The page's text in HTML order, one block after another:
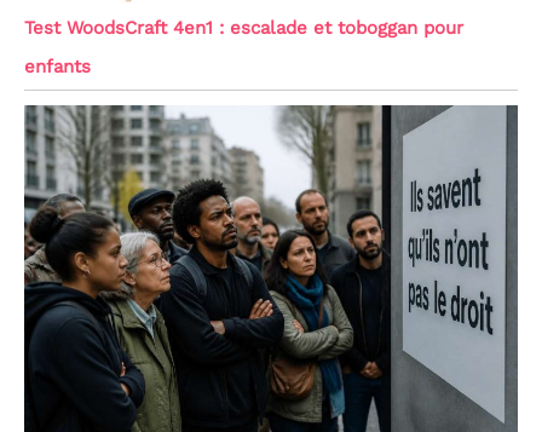
Test WoodsCraft 4en1 : escalade et toboggan pour
enfants